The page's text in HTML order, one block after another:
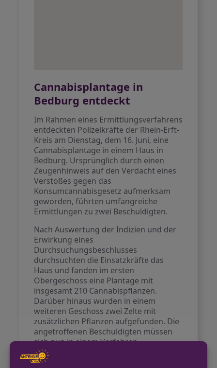
Cannabisplantage in
Bedburg entdeckt
Im Rahmen eines Ermittlungsverfahrens
entdeckten Polizeikräfte der Rhein-Erft-
Kreis am Dienstag, dem 16. Juni, eine
Cannabisplantage in einem Haus in
Bedburg. Ursprünglich durch einen
Zeugenhinweis auf den Verdacht eines
Verstoßes gegen das
Konsumcannabisgesetz aufmerksam
geworden, führten umfangreiche
Ermittlungen zu zwei Beschuldigten.
Nach Auswertung der Indizien und der
Erwirkung eines
Durchsuchungsbeschlusses
durchsuchten die Einsatzkräfte das
Haus und fanden im ersten
Obergeschoss eine Plantage mit
insgesamt 210 Cannabispflanzen.
Darüber hinaus wurden in einem
weiteren Geschoss zwei Zelte mit
zusätzlichen Pflanzen aufgefunden. Die
angetroffenen Beschuldigten müssen
sich nun in einem Verfahren
verantworten. Die Ermittlungen des
zuständigen Kriminalkommissariats